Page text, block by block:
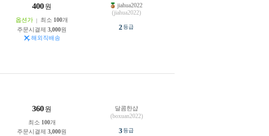
400 원
옵션가 최소 100개
주문시결제 3,000원
해외직배송
jiahua2022
(jiahua2022)
2등급
360 원
최소 100개
주문시결제 3,000원
달콤한샵
(boxuan2022)
3등급